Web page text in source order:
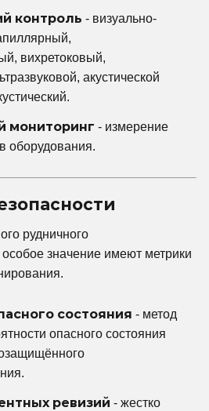
контроль - визуально-
вихретоковый,
акустической
мониторинг - измерение
оборудования.
рудничного
значение имеют метрики
состояния - метод
опасного состояния
ревизий - жестко